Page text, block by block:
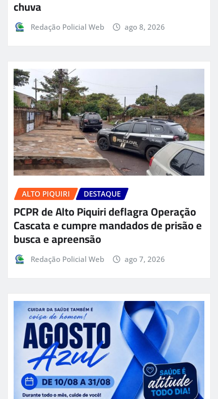
chuva
Redação Policial Web ago 8, 2026
ALTO PIQUIRI DESTAQUE
PCPR de Alto Piquiri deflagra Operação
Cascata e cumpre mandados de prisão e
busca e apreensão
Redação Policial Web ago 7, 2026